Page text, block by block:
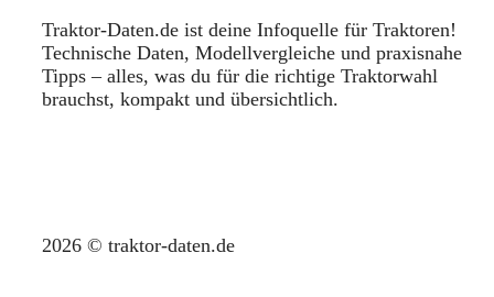
Traktor-Daten.de ist deine Infoquelle für Traktoren!
Technische Daten, Modellvergleiche und praxisnahe
Tipps – alles, was du für die richtige Traktorwahl
brauchst, kompakt und übersichtlich.
2026 © traktor-daten.de